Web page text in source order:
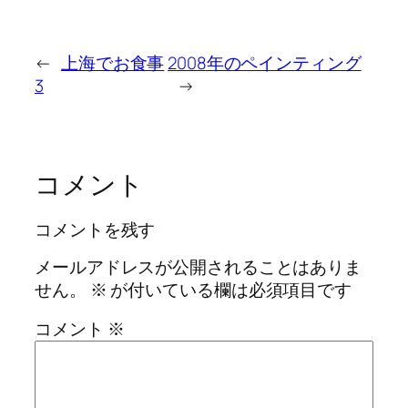
← 上海でお食事
3
2008年のペインティング
→
コメント
コメントを残す
メールアドレスが公開されることはありま
せん。
※ が付いている欄は必須項目です
コメント ※